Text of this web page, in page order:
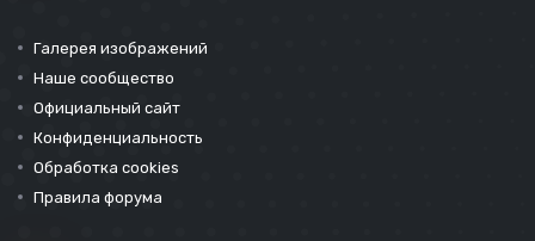
Галерея изображений
Наше сообщество
Официальный сайт
Конфиденциальность
Обработка cookies
Правила форума